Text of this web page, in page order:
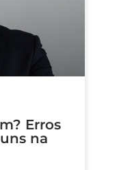
Erros
na